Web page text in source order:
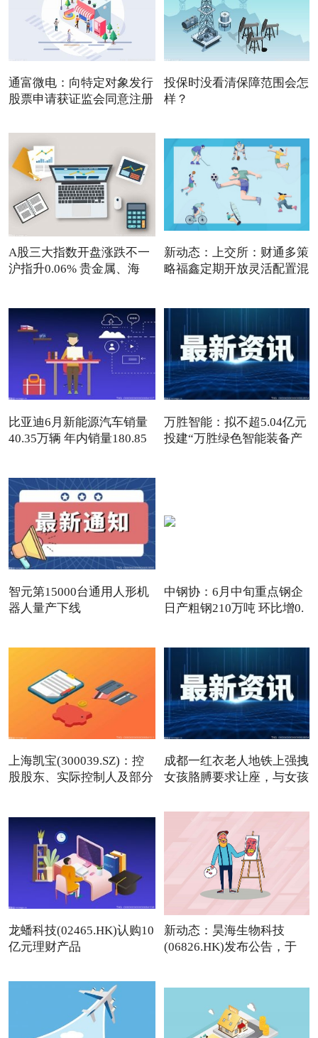
通富微电：向特定对象发行
股票申请获证监会同意注册
投保时没看清保障范围会怎
样？
A股三大指数开盘涨跌不一
沪指升0.06% 贵金属、海
新动态：上交所：财通多策
略福鑫定期开放灵活配置混
比亚迪6月新能源汽车销量
40.35万辆 年内销量180.85
万胜智能：拟不超5.04亿元
投建“万胜绿色智能装备产
智元第15000台通用人形机
器人量产下线
中钢协：6月中旬重点钢企
日产粗钢210万吨 环比增0.
上海凯宝(300039.SZ)：控
股股东、实际控制人及部分
成都一红衣老人地铁上强拽
女孩胳膊要求让座，与女孩
龙蟠科技(02465.HK)认购10
亿元理财产品
新动态：昊海生物科技
(06826.HK)发布公告，于